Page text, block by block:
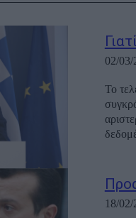
02/03/
Το
18/02/